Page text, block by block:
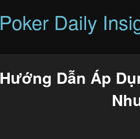
Poker Daily
Hướng Dẫn Áp